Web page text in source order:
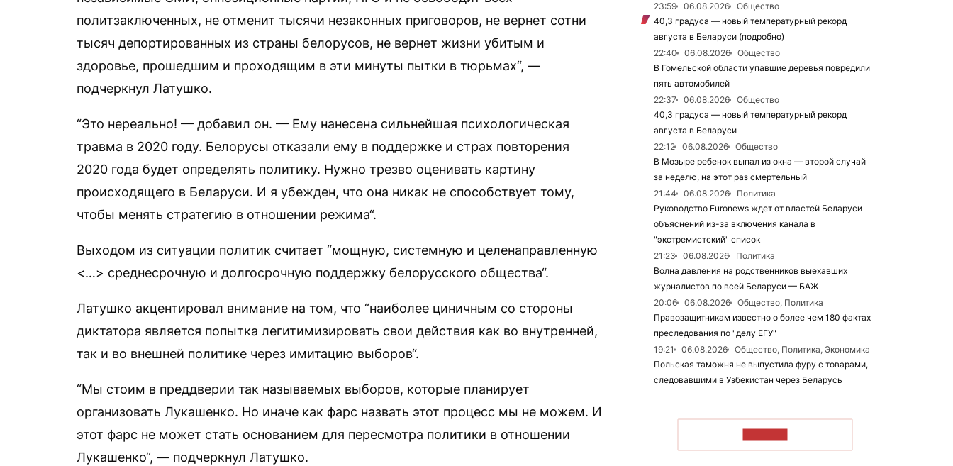
политзаключенных, не отменит тысячи незаконных приговоров, не вернет сотни
тысяч депортированных из страны белорусов, не вернет жизни убитым и
здоровье, прошедшим и проходящим в эти минуты пытки в тюрьмах“, —
подчеркнул Латушко.
“Это нереально! — добавил он. — Ему нанесена сильнейшая психологическая
травма в 2020 году. Белорусы отказали ему в поддержке и страх повторения
2020 года будет определять политику. Нужно трезво оценивать картину
происходящего в Беларуси. И я убежден, что она никак не способствует тому,
чтобы менять стратегию в отношении режима“.
Выходом из ситуации политик считает “мощную, системную и целенаправленную
<…> среднесрочную и долгосрочную поддержку белорусского общества“.
Латушко акцентировал внимание на том, что “наиболее циничным со стороны
диктатора является попытка легитимизировать свои действия как во внутренней,
так и во внешней политике через имитацию выборов“.
“Мы стоим в преддверии так называемых выборов, которые планирует
организовать Лукашенко. Но иначе как фарс назвать этот процесс мы не можем. И
этот фарс не может стать основанием для пересмотра политики в отношении
Лукашенко“, — подчеркнул Латушко.
23:59
06.08.2026
Общество
40,3 градуса — новый температурный рекорд
августа в Беларуси (подробно)
22:40
06.08.2026
Общество
В Гомельской области упавшие деревья повредили
пять автомобилей
22:37
06.08.2026
Общество
40,3 градуса — новый температурный рекорд
августа в Беларуси
22:12
06.08.2026
Общество
В Мозыре ребенок выпал из окна — второй случай
за неделю, на этот раз смертельный
21:44
06.08.2026
Политика
Руководство Euronews ждет от властей Беларуси
объяснений из-за включения канала в
"экстремистский" список
21:23
06.08.2026
Политика
Волна давления на родственников выехавших
журналистов по всей Беларуси — БАЖ
20:06
06.08.2026
Общество, Политика
Правозащитникам известно о более чем 180 фактах
преследования по "делу ЕГУ"
19:21
06.08.2026
Общество, Политика, Экономика
Польская таможня не выпустила фуру с товарами,
следовавшими в Узбекистан через Беларусь